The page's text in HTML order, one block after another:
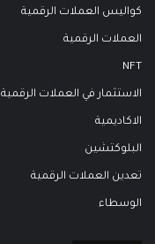
كواليس العملات الرقمية
العملات الرقمية
NFT
الاستثمار في العملات الرقمية
الاكاديمية
البلوكتشين
تعدين العملات الرقمية
الوسطاء